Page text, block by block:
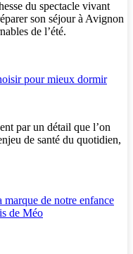
du spectacle vivant
son séjour à Avignon
de l’été.
pour mieux dormir
par un détail que l’on
de santé du quotidien,
de notre enfance
de Méo